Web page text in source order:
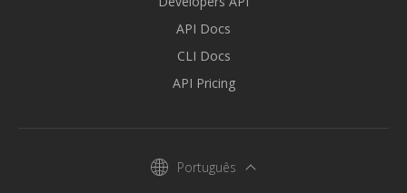
API Docs
CLI Docs
API Pricing
Português